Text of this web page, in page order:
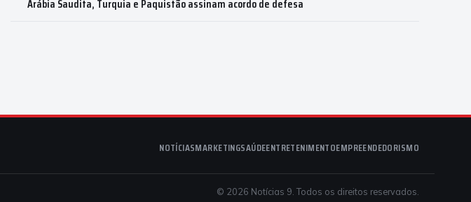
Arábia Saudita, Turquia e Paquistão assinam acordo de defesa
NOTÍCIASMARKETINGSAÚDEENTRETENIMENTOEMPREENDEDORISMO
© 2026 Notícias 9. Todos os direitos reservados.